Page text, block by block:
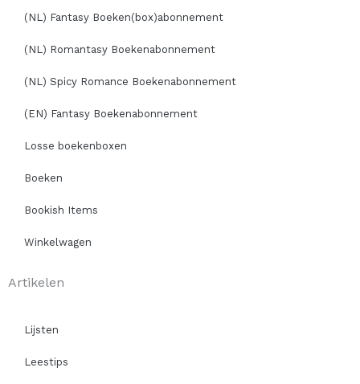
(NL) Fantasy Boeken(box)abonnement
(NL) Romantasy Boekenabonnement
(NL) Spicy Romance Boekenabonnement
(EN) Fantasy Boekenabonnement
Losse boekenboxen
Boeken
Bookish Items
Winkelwagen
Artikelen
Lijsten
Leestips